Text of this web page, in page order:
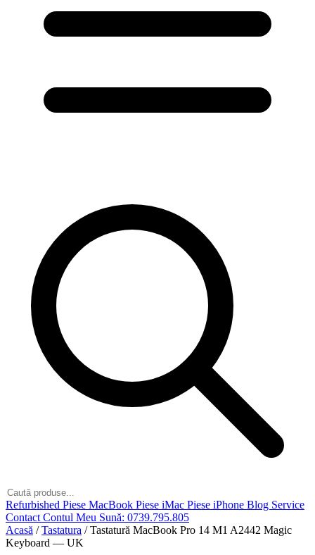
Refurbished Piese MacBook Piese iMac Piese iPhone Blog Service
Contact Contul Meu Sună: 0739.795.805
Acasă / Tastatura / Tastatură MacBook Pro 14 M1 A2442 Magic
Keyboard — UK